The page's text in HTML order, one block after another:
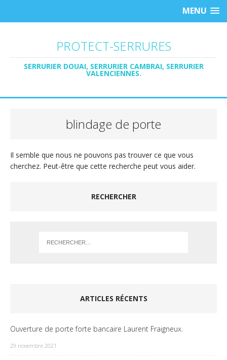
MENU
PROTECT-SERRURES
SERRURIER DOUAI, SERRURIER CAMBRAI, SERRURIER
VALENCIENNES.
blindage de porte
Il semble que nous ne pouvons pas trouver ce que vous
cherchez. Peut-être que cette recherche peut vous aider.
RECHERCHER
ARTICLES RÉCENTS
Ouverture de porte forte bancaire Laurent Fraigneux.
29 novembre 2021